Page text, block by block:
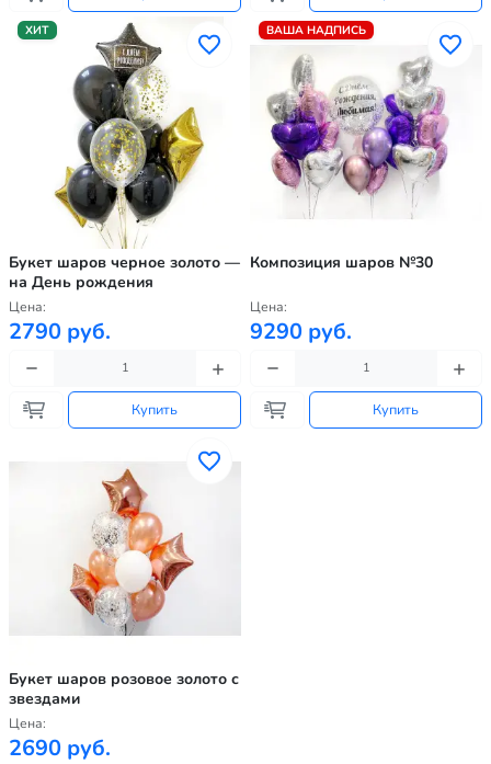
ХИТ
Букет шаров черное золото —
на День рождения
Цена:
2790 руб.
Купить
ВАША НАДПИСЬ
Композиция шаров №30
Цена:
9290 руб.
Купить
Букет шаров розовое золото с
звездами
Цена:
2690 руб.